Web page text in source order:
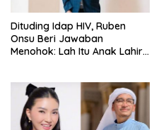
Dituding Idap HIV, Ruben
Onsu Beri Jawaban
Menohok: Lah Itu Anak Lahir